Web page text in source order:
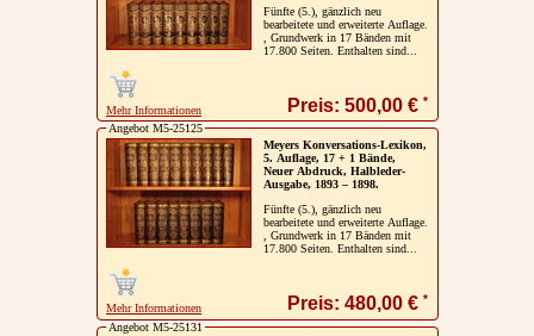
Fünfte (5.), gänzlich neu
bearbeitete und erweiterte Auflage.
, Grundwerk in 17 Bänden mit
17.800 Seiten. Enthalten sind...
Mehr Informationen Preis: 500,00 € *
Angebot M5-25125
Meyers Konversations-Lexikon,
5. Auflage, 17 + 1 Bände,
Neuer Abdruck, Halbleder-
Ausgabe, 1893 – 1898.
Fünfte (5.), gänzlich neu
bearbeitete und erweiterte Auflage.
, Grundwerk in 17 Bänden mit
17.800 Seiten. Enthalten sind...
Mehr Informationen Preis: 480,00 € *
Angebot M5-25131